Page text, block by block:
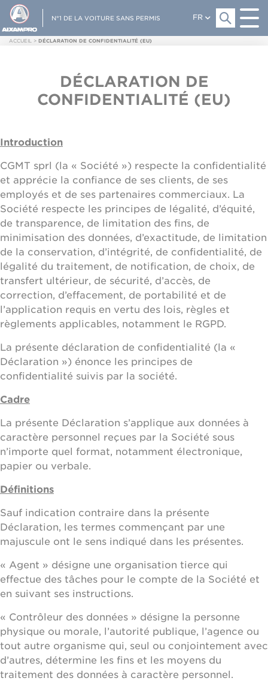
N°1 DE LA VOITURE SANS PERMIS FR
ACCUEIL > DÉCLARATION DE CONFIDENTIALITÉ (EU)
DÉCLARATION DE
CONFIDENTIALITÉ (EU)
Introduction
CGMT sprl (la « Société ») respecte la confidentialité
et apprécie la confiance de ses clients, de ses
employés et de ses partenaires commerciaux. La
Société respecte les principes de légalité, d’équité,
de transparence, de limitation des fins, de
minimisation des données, d’exactitude, de limitation
de la conservation, d’intégrité, de confidentialité, de
légalité du traitement, de notification, de choix, de
transfert ultérieur, de sécurité, d’accès, de
correction, d’effacement, de portabilité et de
l’application requis en vertu des lois, règles et
règlements applicables, notamment le RGPD.
La présente déclaration de confidentialité (la «
Déclaration ») énonce les principes de
confidentialité suivis par la société.
Cadre
La présente Déclaration s’applique aux données à
caractère personnel reçues par la Société sous
n’importe quel format, notamment électronique,
papier ou verbale.
Définitions
Sauf indication contraire dans la présente
Déclaration, les termes commençant par une
majuscule ont le sens indiqué dans les présentes.
« Agent » désigne une organisation tierce qui
effectue des tâches pour le compte de la Société et
en suivant ses instructions.
« Contrôleur des données » désigne la personne
physique ou morale, l’autorité publique, l’agence ou
tout autre organisme qui, seul ou conjointement avec
d’autres, détermine les fins et les moyens du
traitement des données à caractère personnel.